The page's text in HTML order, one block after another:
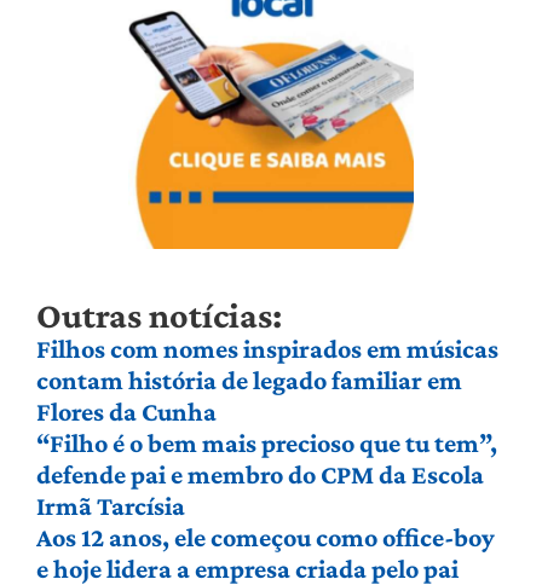
Outras notícias:
Filhos com nomes inspirados em músicas
contam história de legado familiar em
Flores da Cunha
“Filho é o bem mais precioso que tu tem”,
defende pai e membro do CPM da Escola
Irmã Tarcísia
Aos 12 anos, ele começou como office-boy
e hoje lidera a empresa criada pelo pai